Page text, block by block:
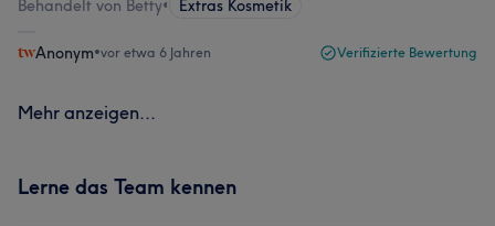
Behandelt von Betty• Extras Kosmetik
Anonym•vor etwa 6 Jahren Verifizierte Bewertung
Mehr anzeigen...
Lerne das Team kennen